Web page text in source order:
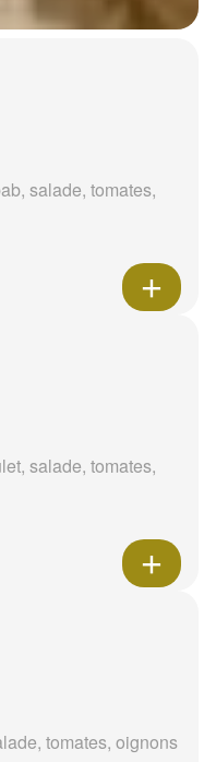
salade, tomates,
salade, tomates,
tomates, oignons